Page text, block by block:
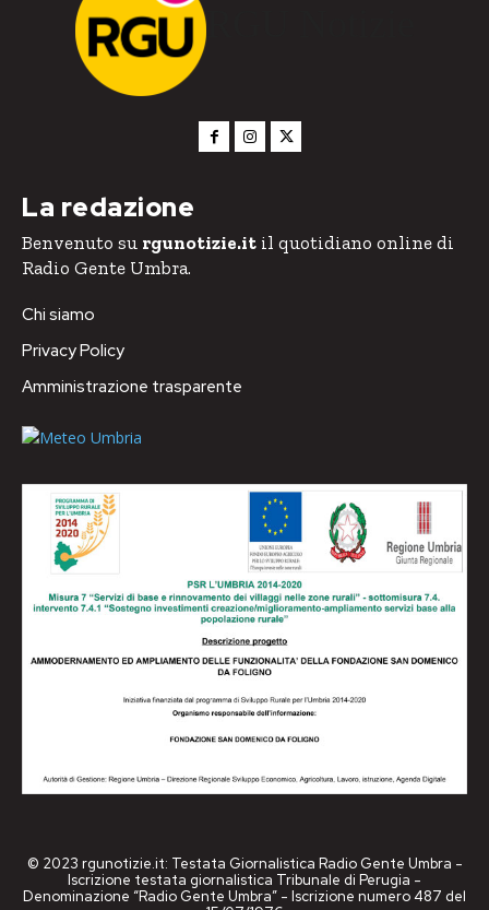
RGU Notizie
La redazione
Benvenuto su rgunotizie.it il quotidiano online di
Radio Gente Umbra.
Chi siamo
Privacy Policy
Amministrazione trasparente
© 2023 rgunotizie.it: Testata Giornalistica Radio Gente Umbra -
Iscrizione testata giornalistica Tribunale di Perugia -
Denominazione “Radio Gente Umbra” - Iscrizione numero 487 del